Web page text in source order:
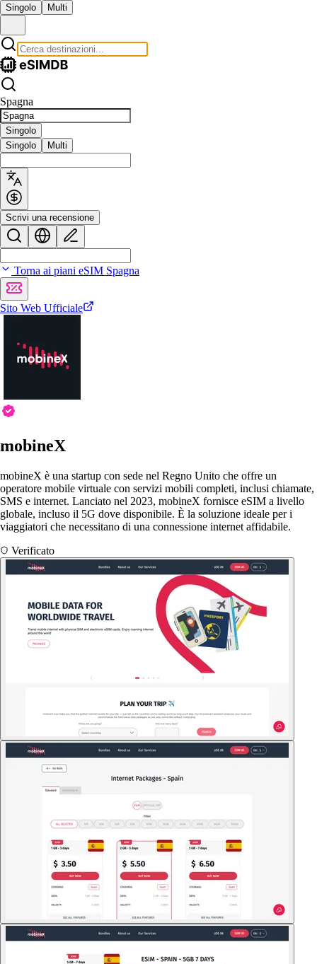
Singolo Multi
Spagna
Singolo
Singolo
Multi
Scrivi una recensione
Torna ai piani eSIM Spagna
Sito Web Ufficiale
mobineX
mobineX è una startup con sede nel Regno Unito che offre un
operatore mobile virtuale con servizi mobili completi, inclusi chiamate,
SMS e internet. Lanciato nel 2023, mobineX fornisce eSIM a livello
globale, incluso il 5G dove disponibile. È la soluzione ideale per i
viaggiatori che necessitano di una connessione internet affidabile.
Verificato